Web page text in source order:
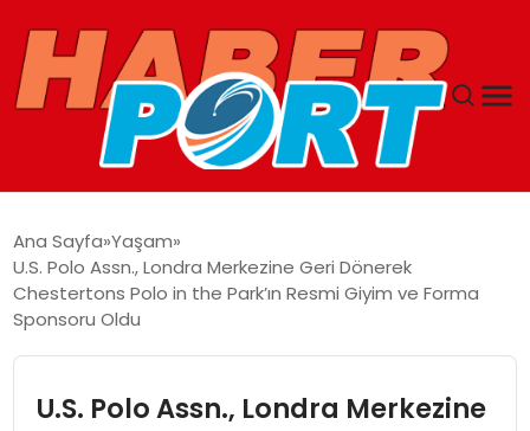
GUNCEL
SAĞLIK
Ana Sayfa Yaşam
U.S. Polo Assn., Londra Merkezine Geri Dönerek
Chestertons Polo in the Park’ın Resmi Giyim ve Forma
Sponsoru Oldu
U.S. Polo Assn., Londra Merkezine